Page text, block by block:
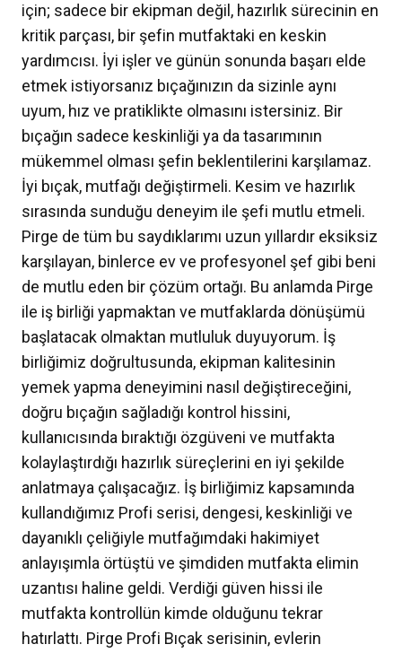
için; sadece bir ekipman değil, hazırlık sürecinin en
kritik parçası, bir şefin mutfaktaki en keskin
yardımcısı. İyi işler ve günün sonunda başarı elde
etmek istiyorsanız bıçağınızın da sizinle aynı
uyum, hız ve pratiklikte olmasını istersiniz. Bir
bıçağın sadece keskinliği ya da tasarımının
mükemmel olması şefin beklentilerini karşılamaz.
İyi bıçak, mutfağı değiştirmeli. Kesim ve hazırlık
sırasında sunduğu deneyim ile şefi mutlu etmeli.
Pirge de tüm bu saydıklarımı uzun yıllardır eksiksiz
karşılayan, binlerce ev ve profesyonel şef gibi beni
de mutlu eden bir çözüm ortağı. Bu anlamda Pirge
ile iş birliği yapmaktan ve mutfaklarda dönüşümü
başlatacak olmaktan mutluluk duyuyorum. İş
birliğimiz doğrultusunda, ekipman kalitesinin
yemek yapma deneyimini nasıl değiştireceğini,
doğru bıçağın sağladığı kontrol hissini,
kullanıcısında bıraktığı özgüveni ve mutfakta
kolaylaştırdığı hazırlık süreçlerini en iyi şekilde
anlatmaya çalışacağız. İş birliğimiz kapsamında
kullandığımız Profi serisi, dengesi, keskinliği ve
dayanıklı çeliğiyle mutfağımdaki hakimiyet
anlayışımla örtüştü ve şimdiden mutfakta elimin
uzantısı haline geldi. Verdiği güven hissi ile
mutfakta kontrollün kimde olduğunu tekrar
hatırlattı. Pirge Profi Bıçak serisinin, evlerin